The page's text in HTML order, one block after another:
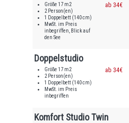
Größe 17 m2
2 Person(en)
1 Doppelbett (140 cm)
MwSt. im Preis
inbegriffen, Blick auf
den See
ab 34€
Doppelstudio
Größe 17 m2
2 Person(en)
1 Doppelbett (140 cm)
MwSt. im Preis
inbegriffen
ab 34€
Komfort Studio Twin